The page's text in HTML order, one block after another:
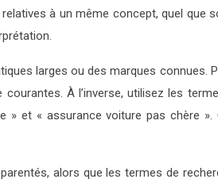
à un même concept, quel
larges ou des marques connues.
À l’inverse, utilisez les
» et « assurance voiture pas chère
alors que les termes de